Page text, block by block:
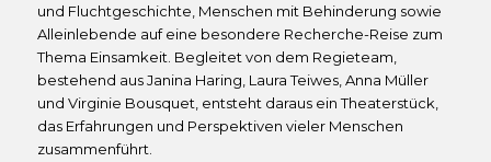
und Fluchtgeschichte, Menschen mit Behinderung sowie
Alleinlebende auf eine besondere Recherche-Reise zum
Thema Einsamkeit. Begleitet von dem Regieteam,
bestehend aus Janina Haring, Laura Teiwes, Anna Müller
und Virginie Bousquet, entsteht daraus ein Theaterstück,
das Erfahrungen und Perspektiven vieler Menschen
zusammenführt.